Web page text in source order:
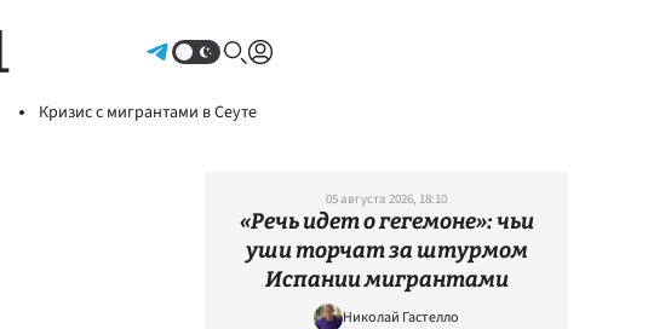
Кризис с мигрантами в Сеуте
05 августа 2026, 18:10
«Речь идет о гегемоне»: чьи
уши торчат за штурмом
Испании мигрантами
Николай Гастелло